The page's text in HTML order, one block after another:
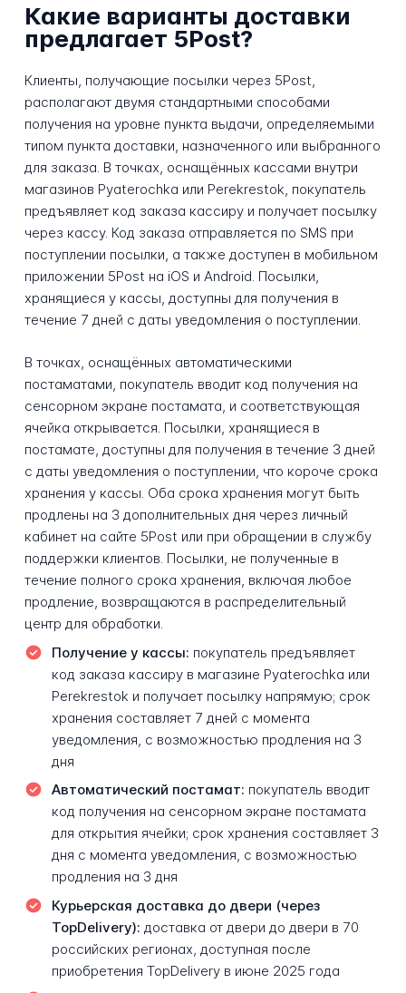
Какие варианты доставки
предлагает 5Post?
Клиенты, получающие посылки через 5Post,
располагают двумя стандартными способами
получения на уровне пункта выдачи, определяемыми
типом пункта доставки, назначенного или выбранного
для заказа. В точках, оснащённых кассами внутри
магазинов Pyaterochka или Perekrestok, покупатель
предъявляет код заказа кассиру и получает посылку
через кассу. Код заказа отправляется по SMS при
поступлении посылки, а также доступен в мобильном
приложении 5Post на iOS и Android. Посылки,
хранящиеся у кассы, доступны для получения в
течение 7 дней с даты уведомления о поступлении.
В точках, оснащённых автоматическими
постаматами, покупатель вводит код получения на
сенсорном экране постамата, и соответствующая
ячейка открывается. Посылки, хранящиеся в
постамате, доступны для получения в течение 3 дней
с даты уведомления о поступлении, что короче срока
хранения у кассы. Оба срока хранения могут быть
продлены на 3 дополнительных дня через личный
кабинет на сайте 5Post или при обращении в службу
поддержки клиентов. Посылки, не полученные в
течение полного срока хранения, включая любое
продление, возвращаются в распределительный
центр для обработки.
Получение у кассы: покупатель предъявляет
код заказа кассиру в магазине Pyaterochka или
Perekrestok и получает посылку напрямую; срок
хранения составляет 7 дней с момента
уведомления, с возможностью продления на 3
дня
Автоматический постамат: покупатель вводит
код получения на сенсорном экране постамата
для открытия ячейки; срок хранения составляет 3
дня с момента уведомления, с возможностью
продления на 3 дня
Курьерская доставка до двери (через
TopDelivery): доставка от двери до двери в 70
российских регионах, доступная после
приобретения TopDelivery в июне 2025 года